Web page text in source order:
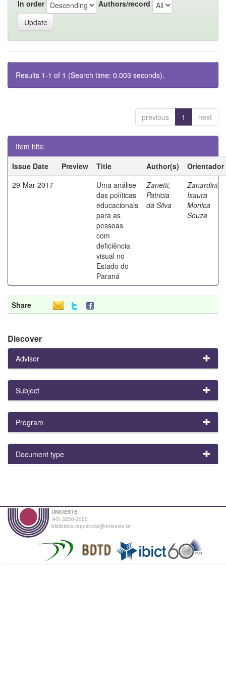
In order Authors/record
Results 1-1 of 1 (Search time: 0.003 seconds).
previous 1 next
Item hits:
Issue Date
Preview Title Author(s)
Orientador
29-Mar-2017
Uma análise
das políticas
educacionais
para as
pessoas
com
deficiência
visual no
Estado do
Paraná
Zanetti,
Patricia
da Silva
Zanardini,
Isaura
Monica
Souza
Share
Discover
Advisor
Subject
Program
Document type
UNIOESTE
(45) 3220-3000
biblioteca.repositorio@unioeste.br